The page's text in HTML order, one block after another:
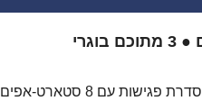
השבוע התקיימה סדרת פגישות עם 8 סטארט-אפים ישראלים נבחרים ● 3 מתוכם בוגרי
השבוע הגיע לישראל נציג אוויה (AVAYA) העולמית, שקיים בישראל במהלך השבוע סדרת פגישות עם 8 סטארט-אפים